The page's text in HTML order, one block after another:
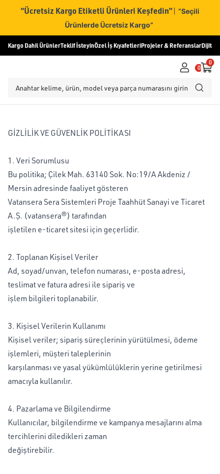
“Ücretsiz Kargo Etiketli Ürünleri Keşfedin” | “Seçili
Ürünlerde Ücretsiz Kargo”
Kargo Dahil ÜrünlerTeklif İsteyinÖzel İş KıyafetleriProjeler & ReferanslarDijital
0
0
GİZLİLİK VE GÜVENLİK POLİTİKASI
1. Veri Sorumlusu
Bu politika; Çilek Mah. 63140 Sok. No:19/A Akdeniz /
Mersin adresinde faaliyet gösteren
Vatansera Sera Sistemleri Proje Taahhüt Sanayi ve Ticaret
A.Ş. (vatansera®) tarafından
işletilen e-ticaret sitesi için geçerlidir.
2. Toplanan Kişisel Veriler
Ad, soyad/unvan, telefon numarası, e-posta adresi,
teslimat ve fatura adresi ile sipariş ve
işlem bilgileri toplanabilir.
3. Kişisel Verilerin Kullanımı
Kişisel veriler; sipariş süreçlerinin yürütülmesi, ödeme
işlemleri, müşteri taleplerinin
karşılanması ve yasal yükümlülüklerin yerine getirilmesi
amacıyla kullanılır.
4. Pazarlama ve Bilgilendirme
Kullanıcılar, bilgilendirme ve kampanya mesajlarını alma
tercihlerini diledikleri zaman
değiştirebilir.